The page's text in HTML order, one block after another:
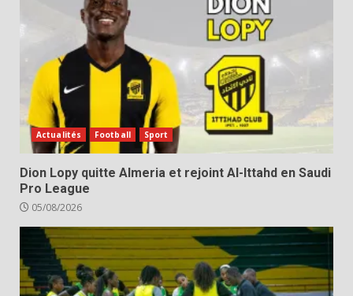
Actualités Football Sport
Dion Lopy quitte Almeria et rejoint Al-Ittahd en Saudi
Pro League
05/08/2026